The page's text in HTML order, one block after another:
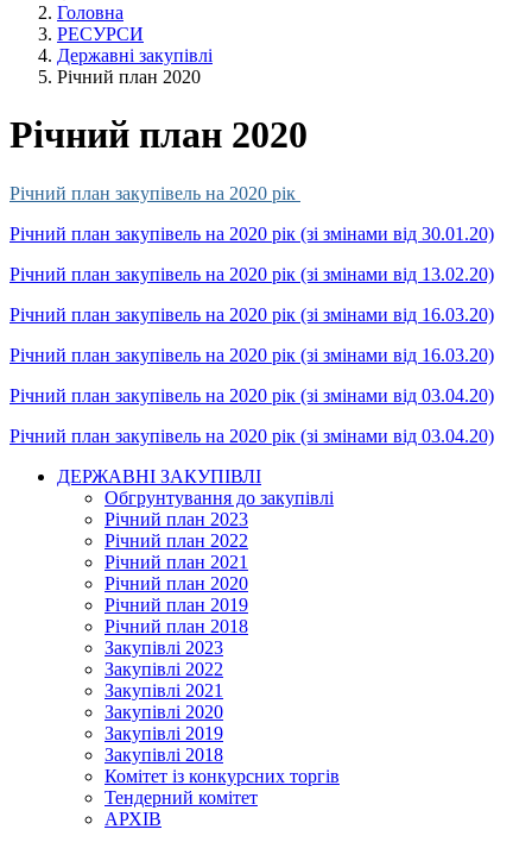
Головна
РЕСУРСИ
Державні закупівлі
Річний план 2020
Річний план 2020
Річний план закупівель на 2020 рік
Річний план закупівель на 2020 рік (зі змінами від 30.01.20)
Річний план закупівель на 2020 рік (зі змінами від 13.02.20)
Річний план закупівель на 2020 рік (зі змінами від 16.03.20)
Річний план закупівель на 2020 рік (зі змінами від 16.03.20)
Річний план закупівель на 2020 рік (зі змінами від 03.04.20)
Річний план закупівель на 2020 рік (зі змінами від 03.04.20)
ДЕРЖАВНІ ЗАКУПІВЛІ
Обгрунтування до закупівлі
Річний план 2023
Річний план 2022
Річний план 2021
Річний план 2020
Річний план 2019
Річний план 2018
Закупівлі 2023
Закупівлі 2022
Закупівлі 2021
Закупівлі 2020
Закупівлі 2019
Закупівлі 2018
Комітет із конкурсних торгів
Тендерний комітет
АРХІВ